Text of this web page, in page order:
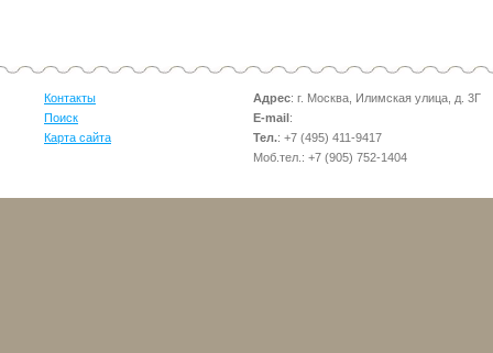
Контакты
Поиск
Карта сайта
Адрес: г. Москва, Илимская улица, д. 3Г
E-mail:
Тел.: +7 (495) 411-9417
Моб.тел.: +7 (905) 752-1404